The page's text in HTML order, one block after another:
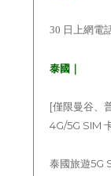
30 日上網電
泰國｜
[僅限曼谷、
4G/5G SIM
泰國旅遊5G